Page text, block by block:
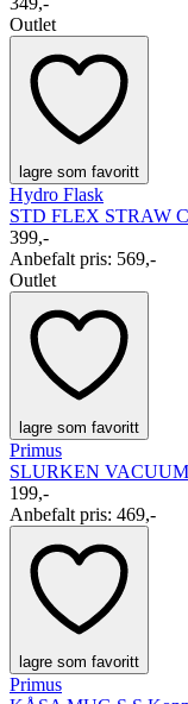
Outlet
lagre som favoritt
Hydro Flask
STD FLEX STRAW
399,-
Anbefalt pris: 569,-
Outlet
lagre som favoritt
Primus
SLURKEN
199,-
Anbefalt pris: 469,-
lagre som favoritt
Primus